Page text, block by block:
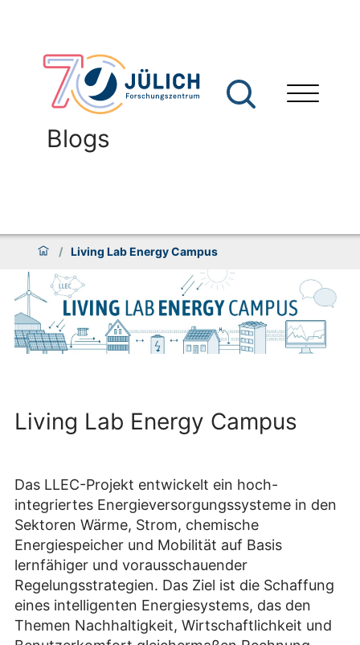
Blogs
/ Living Lab Energy Campus
Living Lab Energy Campus
Das LLEC-Projekt entwickelt ein hoch-
integriertes Energieversorgungssysteme in den
Sektoren Wärme, Strom, chemische
Energiespeicher und Mobilität auf Basis
lernfähiger und vorausschauender
Regelungsstrategien. Das Ziel ist die Schaffung
eines intelligenten Energiesystems, das den
Themen Nachhaltigkeit, Wirtschaftlichkeit und